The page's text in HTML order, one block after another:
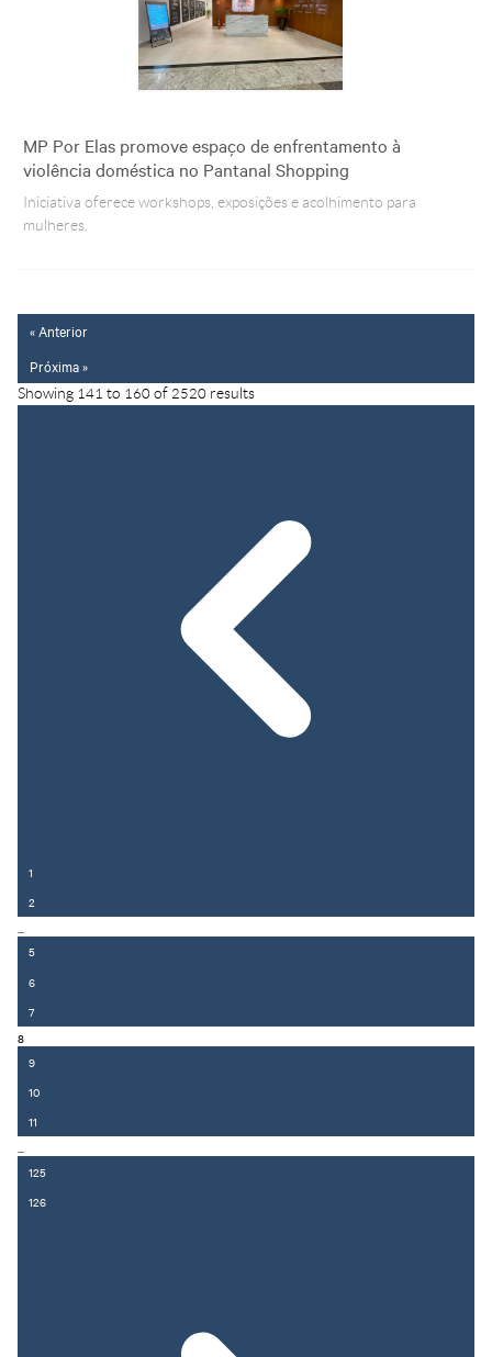
MP Por Elas promove espaço de enfrentamento à
violência doméstica no Pantanal Shopping
Iniciativa oferece workshops, exposições e acolhimento para
mulheres.
« Anterior
Próxima »
Showing 141 to 160 of 2520 results
1
2
...
5
6
7
8
9
10
11
...
125
126